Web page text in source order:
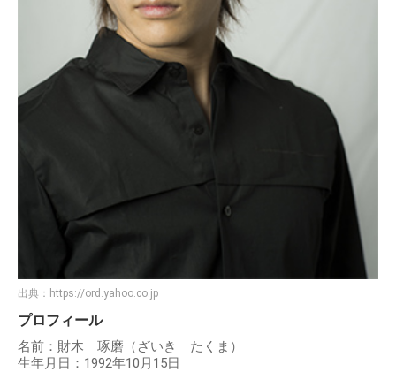
出典： https://ord.yahoo.co.jp
プロフィール
名前：財木 琢磨（ざいき たくま）
生年月日：1992年10月15日